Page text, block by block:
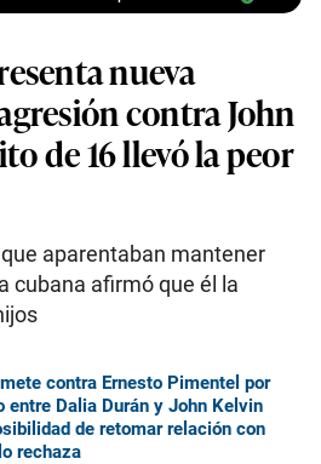
nueva
contra John
de 16 llevó la peor
aparentaban mantener
cubana afirmó que él la
contra Ernesto Pimentel por
entre Dalia Durán y John Kelvin
de retomar relación con
rechaza